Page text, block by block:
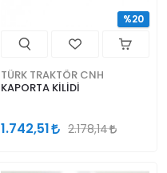
TÜRK TRAKTÖR CNH
KAPORTA KİLİDİ
1.742,51 2.178,14
%20